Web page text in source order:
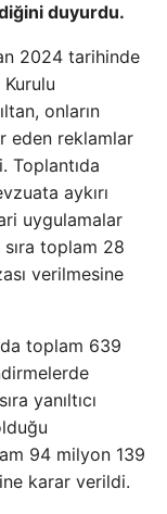
duyurdu.
2024 tarihinde
onların
eden reklamlar
Toplantıda
aykırı
uygulamalar
sıra toplam 28
verilmesine
toplam 639
yanıltıcı
94 milyon 139
karar verildi.